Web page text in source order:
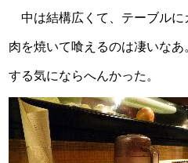
中は結構広くて、テーブルに
肉を焼いて喰えるのは凄いな
する気にならへんかった。